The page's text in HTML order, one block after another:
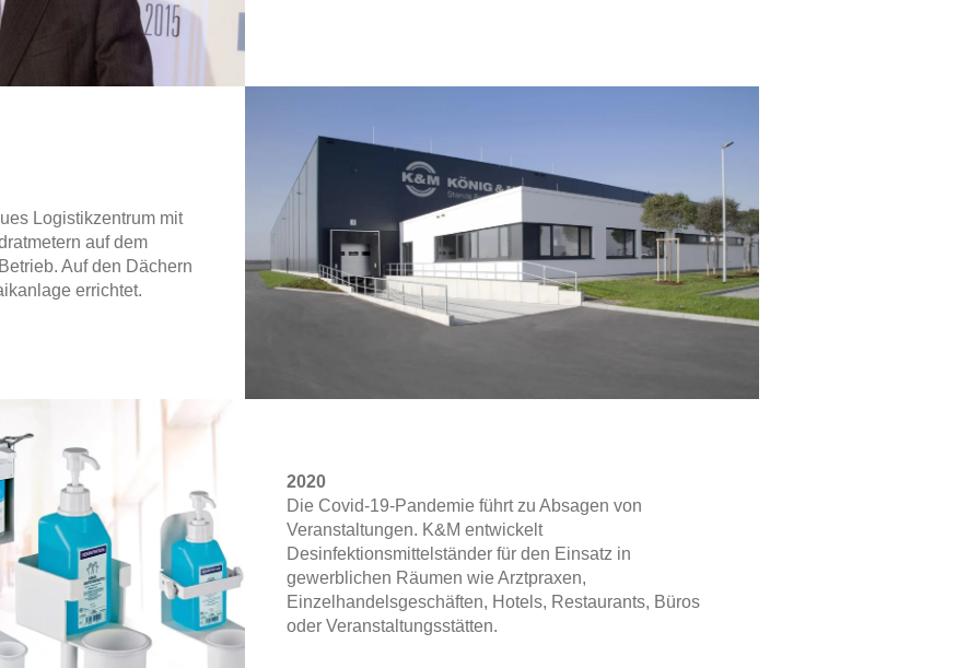
Logistikzentrum mit
auf dem
Auf den Dächern
errichtet.
2020
Die Covid-19-Pandemie führt zu Absagen von
Veranstaltungen. K&M entwickelt
Desinfektionsmittelständer für den Einsatz in
gewerblichen Räumen wie Arztpraxen,
Einzelhandelsgeschäften, Hotels, Restaurants, Büros
oder Veranstaltungsstätten.